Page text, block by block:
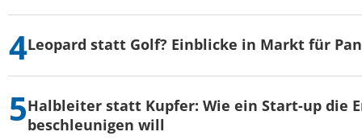
Leopard statt Golf? Einblicke in Markt für
Halbleiter statt Kupfer: Wie ein Start-up die
beschleunigen will